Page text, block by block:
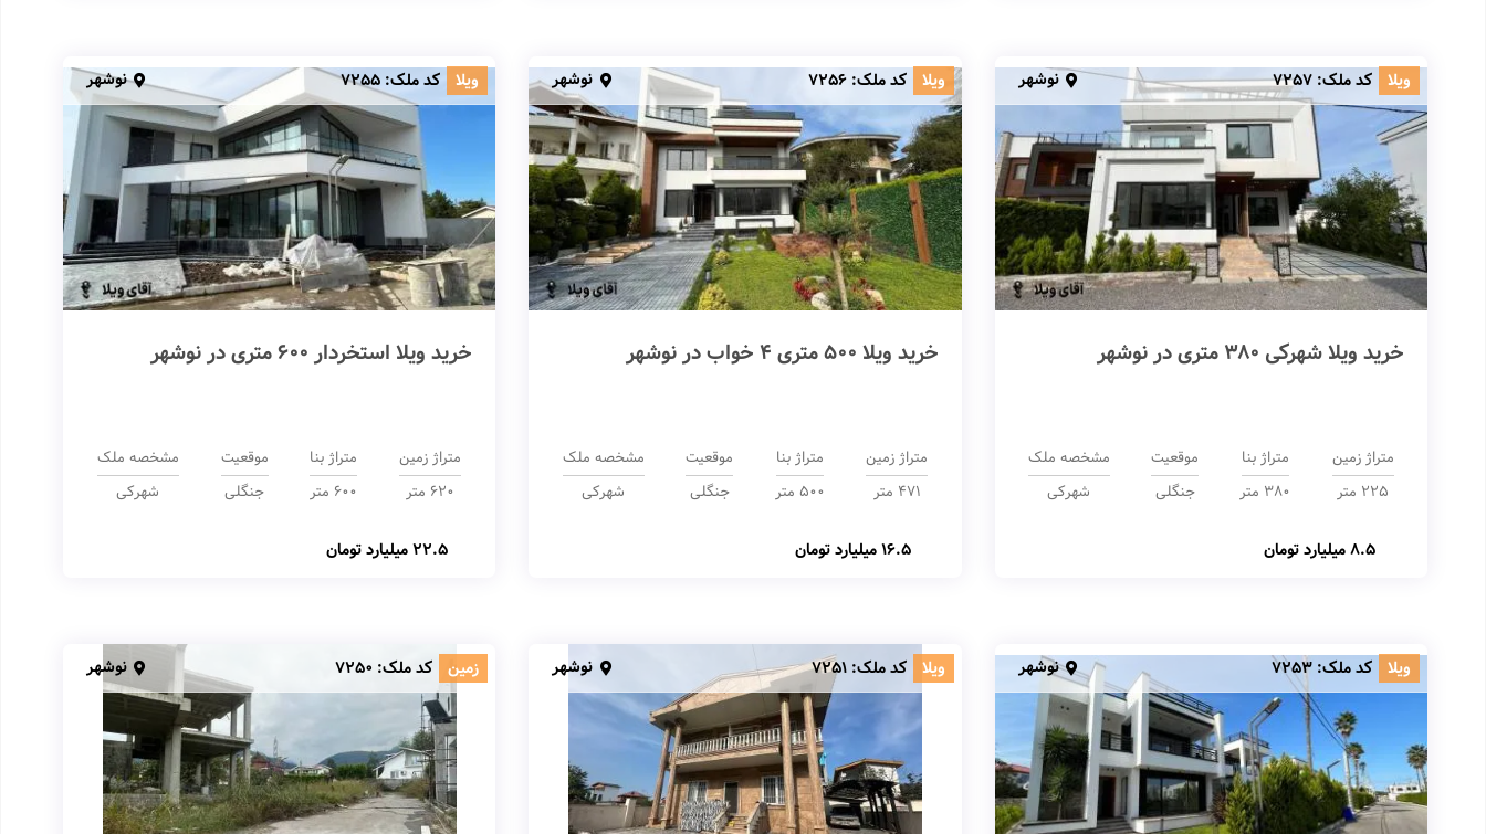
ویلا کد ملک: 7257 نوشهر
خرید ویلا شهرکی 380 متری در نوشهر
متراژ زمین
225 متر
متراژ بنا
380 متر
موقعیت
جنگلی
مشخصه ملک
شهرکی
8.5 میلیارد تومان
ویلا کد ملک:7256 نوشهر
خرید ویلا 500 متری 4 خواب در نوشهر
متراژ زمین
471 متر
متراژ بنا
500 متر
موقعیت
جنگلی
مشخصه ملک
شهرکی
16.5 میلیارد تومان
ویلا کد ملک: 7255 نوشهر
خرید ویلا استخردار 600 متری در نوشهر
متراژ زمین
620 متر
متراژ بنا
600 متر
موقعیت
جنگلی
مشخصه ملک
شهرکی
22.5 میلیارد تومان
ویلا کد ملک: 7253 نوشهر ویلا کد ملک:7251 نوشهر زمین کد ملک: 7250 نوشهر